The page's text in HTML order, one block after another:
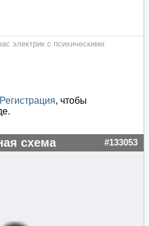
электрик с психическими
Регистрация, чтобы
схема #133053